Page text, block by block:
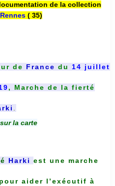
de la collection
Rennes( 35)
de France du 14 juillet
, Marche de la fierté
sur la carte
Harki est une marche
aider l’exécutif à